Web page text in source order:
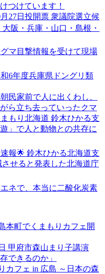
つけています！
月27日投開票 衆議院選立候
大阪・兵庫・山口・島根・
マ目撃情報を受けて現場
6年度兵庫県ドングリ類
民家前で人に出くわし、
ら立ち去っていったクマ
まもり北海道 鈴木ひかる支
」で人と動物との共存に
報🌟 鈴木ひかる北海道支
せると発表した北海道庁
ネで、本当に二酸化炭素
本町でくまもりカフェ開
甲府市森山まり子講演
できるのか」
カフェ in 広島 ～日本の森